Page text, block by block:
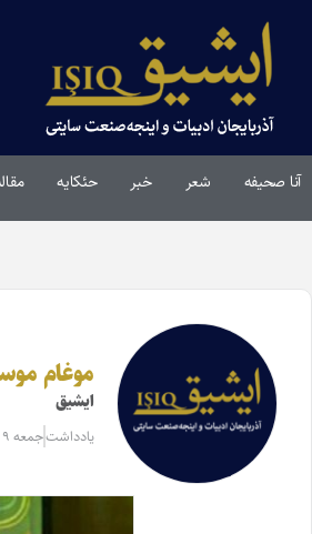
آنا صحیفه شعر خبر حئکایه
موغام
ایشیق
یادداشتجمعه ۹ تیر ۱۳۹۶